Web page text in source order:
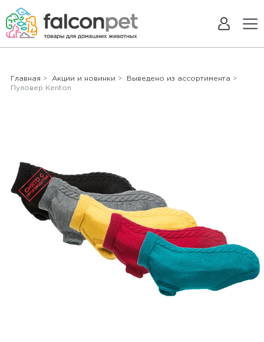
Главная > Акции и новинки > Выведено из ассортимента >
Пуловер Kenton